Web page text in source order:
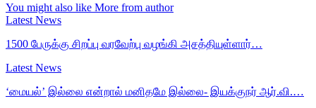
You might also like More from author
Latest News
1500 பேருக்கு சிறப்பு வரவேற்பு வழங்கி அசத்தியுள்ளார்…
Latest News
‘மையல்’ இல்லை என்றால் மனிதமே இல்லை- இயக்குநர் ஆர்.வி.…